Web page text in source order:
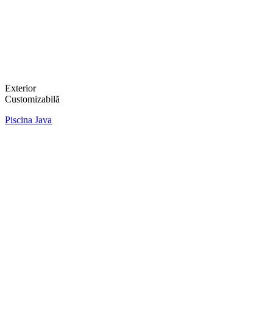
Exterior
Customizabilă
Piscina Java